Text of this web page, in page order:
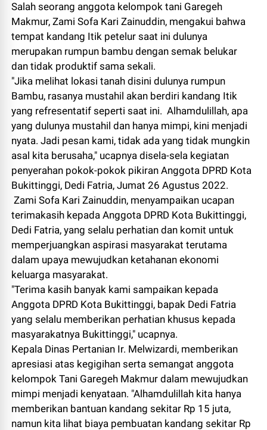
Salah seorang anggota kelompok tani Garegeh
Makmur, Zami Sofa Kari Zainuddin, mengakui bahwa
tempat kandang Itik petelur saat ini dulunya
merupakan rumpun bambu dengan semak belukar
dan tidak produktif sama sekali.
"Jika melihat lokasi tanah disini dulunya rumpun
Bambu, rasanya mustahil akan berdiri kandang Itik
yang refresentatif seperti saat ini. Alhamdulillah, apa
yang dulunya mustahil dan hanya mimpi, kini menjadi
nyata. Jadi pesan kami, tidak ada yang tidak mungkin
asal kita berusaha," ucapnya disela-sela kegiatan
penyerahan pokok-pokok pikiran Anggota DPRD Kota
Bukittinggi, Dedi Fatria, Jumat 26 Agustus 2022.
Zami Sofa Kari Zainuddin, menyampaikan ucapan
terimakasih kepada Anggota DPRD Kota Bukittinggi,
Dedi Fatria, yang selalu perhatian dan komit untuk
memperjuangkan aspirasi masyarakat terutama
dalam upaya mewujudkan ketahanan ekonomi
keluarga masyarakat.
"Terima kasih banyak kami sampaikan kepada
Anggota DPRD Kota Bukittinggi, bapak Dedi Fatria
yang selalu memberikan perhatian khusus kepada
masyarakatnya Bukittinggi," ucapnya.
Kepala Dinas Pertanian Ir. Melwizardi, memberikan
apresiasi atas kegigihan serta semangat anggota
kelompok Tani Garegeh Makmur dalam mewujudkan
mimpi menjadi kenyataan. "Alhamdulillah kita hanya
memberikan bantuan kandang sekitar Rp 15 juta,
namun kita lihat biaya pembuatan kandang sekitar Rp